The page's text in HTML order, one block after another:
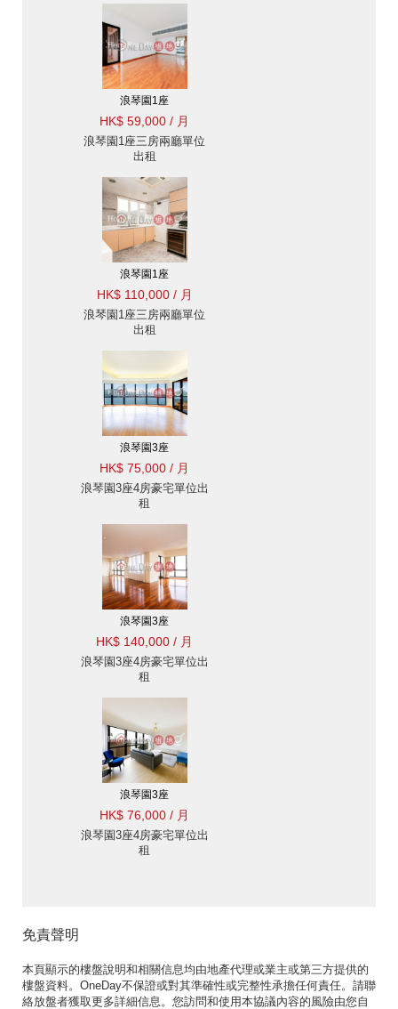
浪琴園1座
HK$ 59,000 / 月
浪琴園1座三房兩廳單位
出租
浪琴園1座
HK$ 110,000 / 月
浪琴園1座三房兩廳單位
出租
浪琴園3座
HK$ 75,000 / 月
浪琴園3座4房豪宅單位出
租
浪琴園3座
HK$ 140,000 / 月
浪琴園3座4房豪宅單位出
租
浪琴園3座
HK$ 76,000 / 月
浪琴園3座4房豪宅單位出
租
免責聲明
本頁顯示的樓盤說明和相關信息均由地產代理或業主或第三方提供的
樓盤資料。OneDay不保證或對其準確性或完整性承擔任何責任。請聯
絡放盤者獲取更多詳細信息。您訪問和使用本協議內容的風險由您自